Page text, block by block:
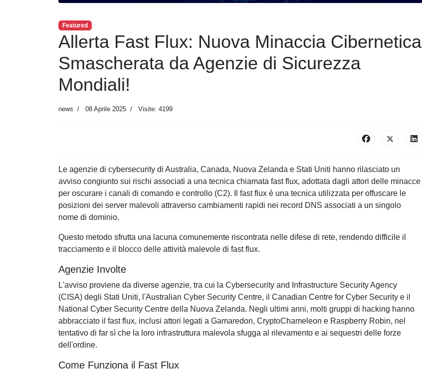
Featured
Allerta Fast Flux: Nuova Minaccia Cibernetica
Smascherata da Agenzie di Sicurezza
Mondiali!
news 08 Aprile 2025 Visite: 4199
Le agenzie di cybersecurity di Australia, Canada, Nuova Zelanda e Stati Uniti hanno rilasciato un
avviso congiunto sui rischi associati a una tecnica chiamata fast flux, adottata dagli attori delle minacce
per oscurare i canali di comando e controllo (C2). Il fast flux è una tecnica utilizzata per offuscare le
posizioni dei server malevoli attraverso cambiamenti rapidi nei record DNS associati a un singolo
nome di dominio.
Questo metodo sfrutta una lacuna comunemente riscontrata nelle difese di rete, rendendo difficile il
tracciamento e il blocco delle attività malevole di fast flux.
Agenzie Involte
L'avviso proviene da diverse agenzie, tra cui la Cybersecurity and Infrastructure Security Agency
(CISA) degli Stati Uniti, l'Australian Cyber Security Centre, il Canadian Centre for Cyber Security e il
National Cyber Security Centre della Nuova Zelanda. Negli ultimi anni, molti gruppi di hacking hanno
abbracciato il fast flux, inclusi attori legati a Gamaredon, CryptoChameleon e Raspberry Robin, nel
tentativo di far sì che la loro infrastruttura malevola sfugga al rilevamento e ai sequestri delle forze
dell'ordine.
Come Funziona il Fast Flux